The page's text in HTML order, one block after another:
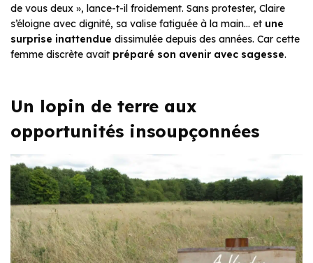
de vous deux », lance-t-il froidement. Sans protester, Claire
s’éloigne avec dignité, sa valise fatiguée à la main… et une
surprise inattendue dissimulée depuis des années. Car cette
femme discrète avait préparé son avenir avec sagesse.
Un lopin de terre aux
opportunités insoupçonnées